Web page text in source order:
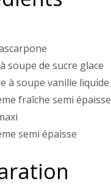
soupe de sucre glace
à soupe vanille liquide
fraîche semi épaisse
semi épaisse